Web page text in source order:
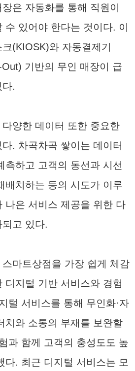
은 자동화를 통해 직원이
수 있어야 한다는 것이다. 이
(KIOSK)와 자동결제기
기반의 무인 매장이 급
.
양한 데이터 또한 중요한
. 차곡차곡 쌓이는 데이터
측하고 고객의 동선과 시선
배치하는 등의 시도가 이루
나은 서비스 제공을 위한 다
고 있다.
마트상점을 가장 쉽게 체감
디지털 기반 서비스와 경험
털 서비스를 통해 무인화·자
치와 소통의 부재를 보완할
과 함께 고객의 충성도도 높
다. 최근 디지털 서비스는 모